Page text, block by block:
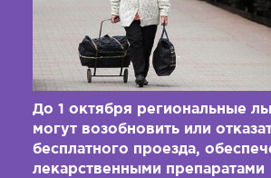
До 1 октября региональные
могут возобновить или
бесплатного проезда,
лекарственными препаратами